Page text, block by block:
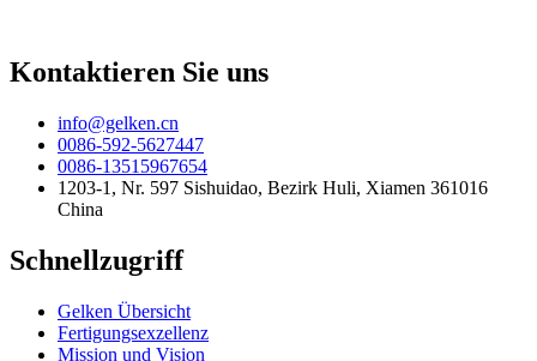
Kontaktieren Sie uns
info@gelken.cn
0086-592-5627447
0086-13515967654
1203-1, Nr. 597 Sishuidao, Bezirk Huli, Xiamen 361016
China
Schnellzugriff
Gelken Übersicht
Fertigungsexzellenz
Mission und Vision